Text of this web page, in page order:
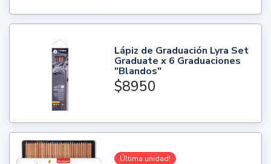
Lápiz de Graduación Lyra Set
Graduate x 6 Graduaciones
"Blandos"
$8950
Última unidad!